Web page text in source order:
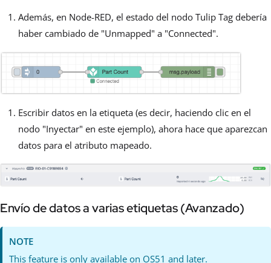
Además, en Node-RED, el estado del nodo Tulip Tag debería
haber cambiado de "Unmapped" a "Connected".
Escribir datos en la etiqueta (es decir, haciendo clic en el
nodo "Inyectar" en este ejemplo), ahora hace que aparezcan
datos para el atributo mapeado.
Envío de datos a varias etiquetas (Avanzado)
NOTE
This feature is only available on OS51 and later.